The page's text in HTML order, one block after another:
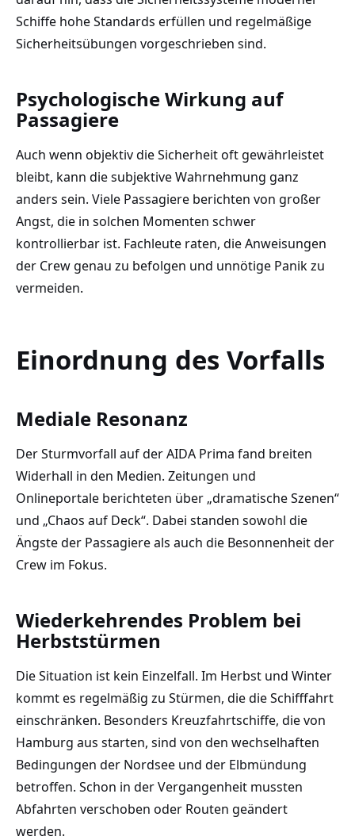
Schiffe hohe Standards erfüllen und regelmäßige
Sicherheitsübungen vorgeschrieben sind.
Psychologische Wirkung auf
Passagiere
Auch wenn objektiv die Sicherheit oft gewährleistet
bleibt, kann die subjektive Wahrnehmung ganz
anders sein. Viele Passagiere berichten von großer
Angst, die in solchen Momenten schwer
kontrollierbar ist. Fachleute raten, die Anweisungen
der Crew genau zu befolgen und unnötige Panik zu
vermeiden.
Einordnung des Vorfalls
Mediale Resonanz
Der Sturmvorfall auf der AIDA Prima fand breiten
Widerhall in den Medien. Zeitungen und
Onlineportale berichteten über „dramatische Szenen“
und „Chaos auf Deck“. Dabei standen sowohl die
Ängste der Passagiere als auch die Besonnenheit der
Crew im Fokus.
Wiederkehrendes Problem bei
Herbststürmen
Die Situation ist kein Einzelfall. Im Herbst und Winter
kommt es regelmäßig zu Stürmen, die die Schifffahrt
einschränken. Besonders Kreuzfahrtschiffe, die von
Hamburg aus starten, sind von den wechselhaften
Bedingungen der Nordsee und der Elbmündung
betroffen. Schon in der Vergangenheit mussten
Abfahrten verschoben oder Routen geändert
werden.